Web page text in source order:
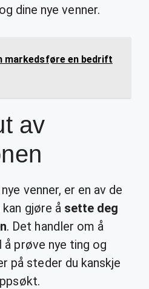
dine nye venner.
markedsføre en bedrift
av
venner, er en av de
gjøre å sette deg
. Det handler om å
prøve nye ting og
på steder du kanskje